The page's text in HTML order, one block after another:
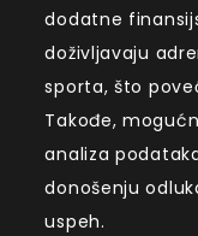
dodatne
doživljavaju
sporta, što
Takođe,
analiza
donošenju
uspeh.